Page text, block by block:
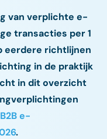
van verplichte e-
transacties per 1
eerdere richtlijnen
in de praktijk
in dit overzicht
e-
.